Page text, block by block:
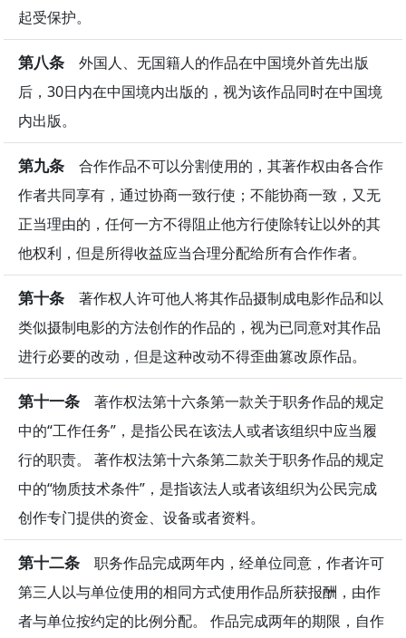
起受保护。
第八条 外国人、无国籍人的作品在中国境外首先出版
后，30日内在中国境内出版的，视为该作品同时在中国境
内出版。
第九条 合作作品不可以分割使用的，其著作权由各合作
作者共同享有，通过协商一致行使；不能协商一致，又无
正当理由的，任何一方不得阻止他方行使除转让以外的其
他权利，但是所得收益应当合理分配给所有合作作者。
第十条 著作权人许可他人将其作品摄制成电影作品和以
类似摄制电影的方法创作的作品的，视为已同意对其作品
进行必要的改动，但是这种改动不得歪曲篡改原作品。
第十一条 著作权法第十六条第一款关于职务作品的规定
中的“工作任务”，是指公民在该法人或者该组织中应当履
行的职责。 著作权法第十六条第二款关于职务作品的规定
中的“物质技术条件”，是指该法人或者该组织为公民完成
创作专门提供的资金、设备或者资料。
第十二条 职务作品完成两年内，经单位同意，作者许可
第三人以与单位使用的相同方式使用作品所获报酬，由作
者与单位按约定的比例分配。 作品完成两年的期限，自作